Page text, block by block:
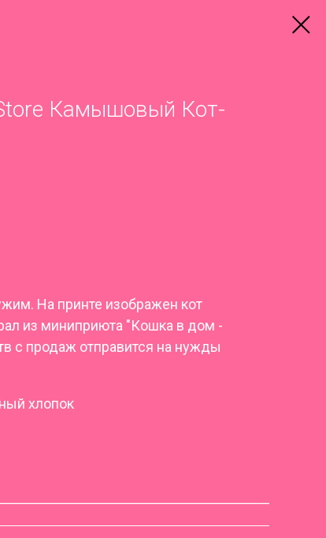
Камышовый Кот-
На принте изображен кот
из миниприюта "Кошка в дом -
с продаж отправится на нужды
хлопок